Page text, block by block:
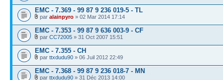
EMC - 7.369 - 99 87 9 236 019-5 - TL
par alainpyro » 02 Mar 2014 17:14
EMC - 7.353 - 99 87 9 636 003-9 - CF
par CC72005 » 31 Oct 2007 15:51
EMC - 7.355 - CH
par ttxdudu90 » 06 Juil 2012 22:49
EMC - 7.368 - 99 87 9 236 018-7 - MN
par ttxdudu90 » 31 Déc 2013 14:00